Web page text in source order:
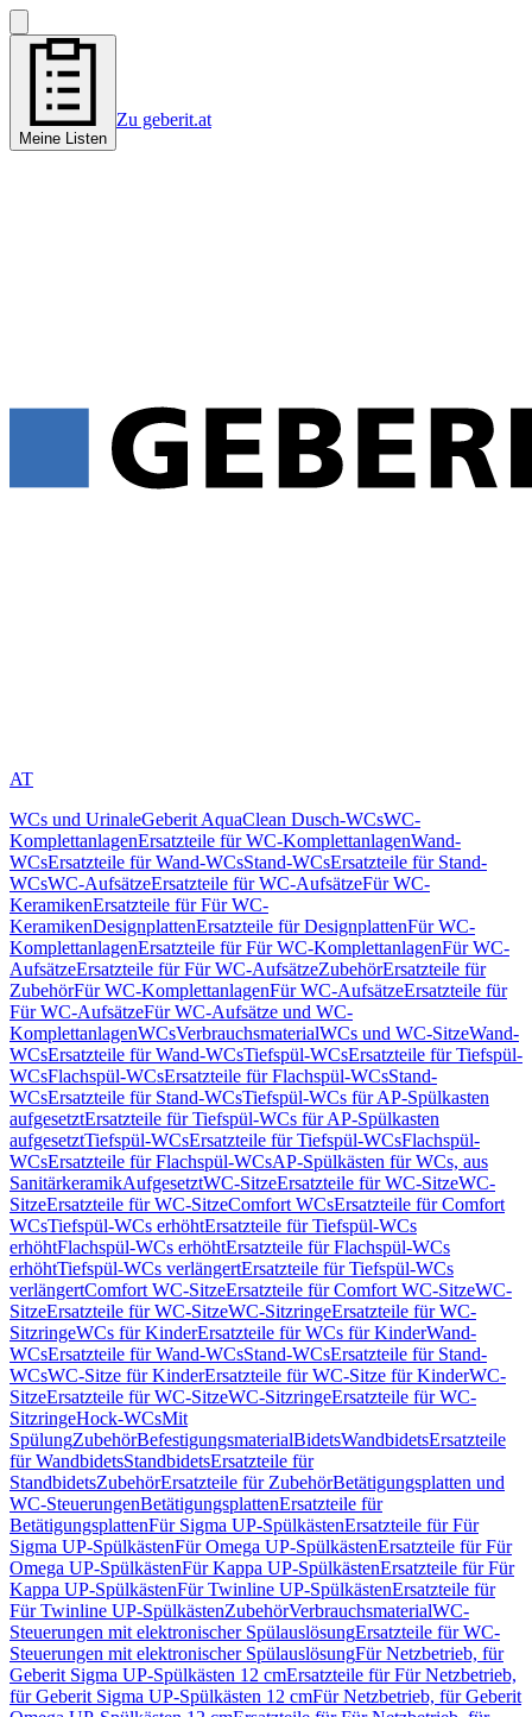
Meine Listen
Zu geberit.at
AT
WCs und UrinaleGeberit AquaClean Dusch-WCsWC-
KomplettanlagenErsatzteile für WC-KomplettanlagenWand-
WCsErsatzteile für Wand-WCsStand-WCsErsatzteile für Stand-
WCsWC-AufsätzeErsatzteile für WC-AufsätzeFür WC-
KeramikenErsatzteile für Für WC-
KeramikenDesignplattenErsatzteile für DesignplattenFür WC-
KomplettanlagenErsatzteile für Für WC-KomplettanlagenFür WC-
AufsätzeErsatzteile für Für WC-AufsätzeZubehörErsatzteile für
ZubehörFür WC-KomplettanlagenFür WC-AufsätzeErsatzteile für
Für WC-AufsätzeFür WC-Aufsätze und WC-
KomplettanlagenWCsVerbrauchsmaterialWCs und WC-SitzeWand-
WCsErsatzteile für Wand-WCsTiefspül-WCsErsatzteile für Tiefspül-
WCsFlachspül-WCsErsatzteile für Flachspül-WCsStand-
WCsErsatzteile für Stand-WCsTiefspül-WCs für AP-Spülkasten
aufgesetztErsatzteile für Tiefspül-WCs für AP-Spülkasten
aufgesetztTiefspül-WCsErsatzteile für Tiefspül-WCsFlachspül-
WCsErsatzteile für Flachspül-WCsAP-Spülkästen für WCs, aus
SanitärkeramikAufgesetztWC-SitzeErsatzteile für WC-SitzeWC-
SitzeErsatzteile für WC-SitzeComfort WCsErsatzteile für Comfort
WCsTiefspül-WCs erhöhtErsatzteile für Tiefspül-WCs
erhöhtFlachspül-WCs erhöhtErsatzteile für Flachspül-WCs
erhöhtTiefspül-WCs verlängertErsatzteile für Tiefspül-WCs
verlängertComfort WC-SitzeErsatzteile für Comfort WC-SitzeWC-
SitzeErsatzteile für WC-SitzeWC-SitzringeErsatzteile für WC-
SitzringeWCs für KinderErsatzteile für WCs für KinderWand-
WCsErsatzteile für Wand-WCsStand-WCsErsatzteile für Stand-
WCsWC-Sitze für KinderErsatzteile für WC-Sitze für KinderWC-
SitzeErsatzteile für WC-SitzeWC-SitzringeErsatzteile für WC-
SitzringeHock-WCsMit
SpülungZubehörBefestigungsmaterialBidetsWandbidetsErsatzteile
für WandbidetsStandbidetsErsatzteile für
StandbidetsZubehörErsatzteile für ZubehörBetätigungsplatten und
WC-SteuerungenBetätigungsplattenErsatzteile für
BetätigungsplattenFür Sigma UP-SpülkästenErsatzteile für Für
Sigma UP-SpülkästenFür Omega UP-SpülkästenErsatzteile für Für
Omega UP-SpülkästenFür Kappa UP-SpülkästenErsatzteile für Für
Kappa UP-SpülkästenFür Twinline UP-SpülkästenErsatzteile für
Für Twinline UP-SpülkästenZubehörVerbrauchsmaterialWC-
Steuerungen mit elektronischer SpülauslösungErsatzteile für WC-
Steuerungen mit elektronischer SpülauslösungFür Netzbetrieb, für
Geberit Sigma UP-Spülkästen 12 cmErsatzteile für Für Netzbetrieb,
für Geberit Sigma UP-Spülkästen 12 cmFür Netzbetrieb, für Geberit